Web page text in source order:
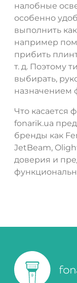
налобные
особенно
выполнить
например
прибить
т. д. Поэтому
выбирать,
назначением
Что касается
fonarik.ua
бренды как
JetBeam,
доверия и